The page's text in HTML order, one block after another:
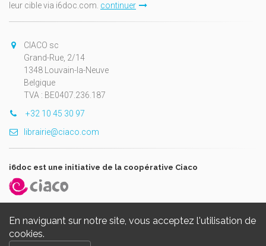
En naviguant sur notre site, vous acceptez l'utilisation de
cookies.
leur cible via i6doc.com. continuer
CIACO sc
Grand-Rue, 2/14
1348 Louvain-la-Neuve
Belgique
TVA : BE0407.236.187
+32 10 45 30 97
librairie@ciaco.com
i6doc est une initiative de la coopérative Ciaco